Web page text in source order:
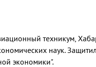
техникум,
наук.
экономики".